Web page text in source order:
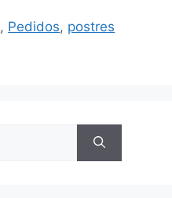
, Pedidos, postres